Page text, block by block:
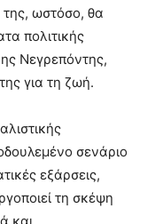
ωστόσο, θα
πολιτικής
Νεγρεπόντης,
για τη ζωή.
σενάριο
εξάρσεις,
τη σκέψη